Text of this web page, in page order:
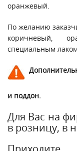
оранжевый.
По желанию
коричневый,
специальным
и поддон.
Для Вас на
в розницу, в